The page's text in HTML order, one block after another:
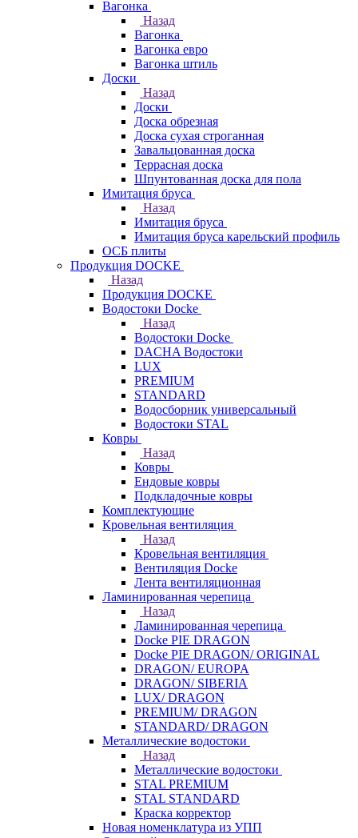
Вагонка
Назад
Вагонка
Вагонка евро
Вагонка штиль
Доски
Назад
Доски
Доска обрезная
Доска сухая строганная
Завальцованная доска
Террасная доска
Шпунтованная доска для пола
Имитация бруса
Назад
Имитация бруса
Имитация бруса карельский профиль
ОСБ плиты
Продукция DOCKE
Назад
Продукция DOCKE
Водостоки Docke
Назад
Водостоки Docke
DACHA Водостоки
LUX
PREMIUM
STANDARD
Водосборник универсальный
Водостоки STAL
Ковры
Назад
Ковры
Ендовые ковры
Подкладочные ковры
Комплектующие
Кровельная вентиляция
Назад
Кровельная вентиляция
Вентиляция Docke
Лента вентиляционная
Ламинированная черепица
Назад
Ламинированная черепица
Docke PIE DRAGON
Docke PIE DRAGON/ ORIGINAL
DRAGON/ EUROPA
DRAGON/ SIBERIA
LUX/ DRAGON
PREMIUM/ DRAGON
STANDARD/ DRAGON
Металлические водостоки
Назад
Металлические водостоки
STAL PREMIUM
STAL STANDARD
Краска корректор
Новая номенклатура из УПП